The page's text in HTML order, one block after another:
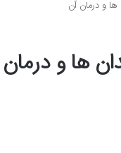
و درمان آن
ها و